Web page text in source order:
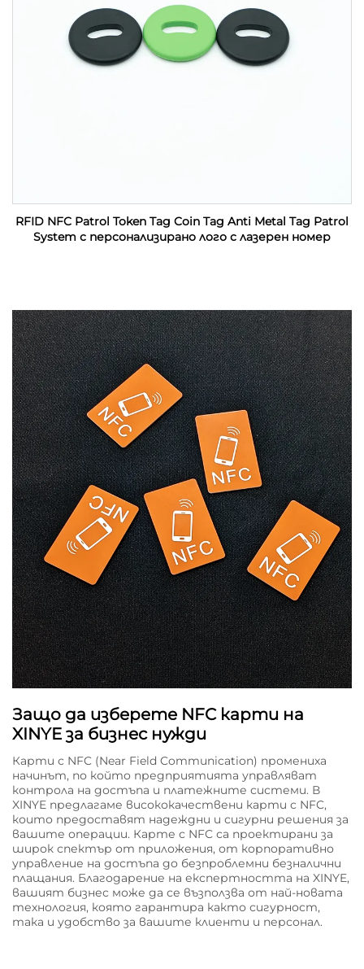
RFID NFC Patrol Token Tag Coin Tag Anti Metal Tag Patrol
System с персонализирано лого с лазерен номер
Защо да изберете NFC карти на
XINYE за бизнес нужди
Карти с NFC (Near Field Communication) промениха
начинът, по който предприятията управляват
контрола на достъпа и платежните системи. В
XINYE предлагаме висококачествени карти с NFC,
които предоставят надеждни и сигурни решения за
вашите операции. Карте с NFC са проектирани за
широк спектър от приложения, от корпоративно
управление на достъпа до безпроблемни безналични
плащания. Благодарение на експертността на XINYE,
вашият бизнес може да се възползва от най-новата
технология, която гарантира както сигурност,
така и удобство за вашите клиенти и персонал.